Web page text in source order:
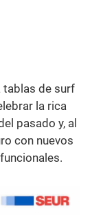
tablas de surf
la rica
pasado y, al
con nuevos